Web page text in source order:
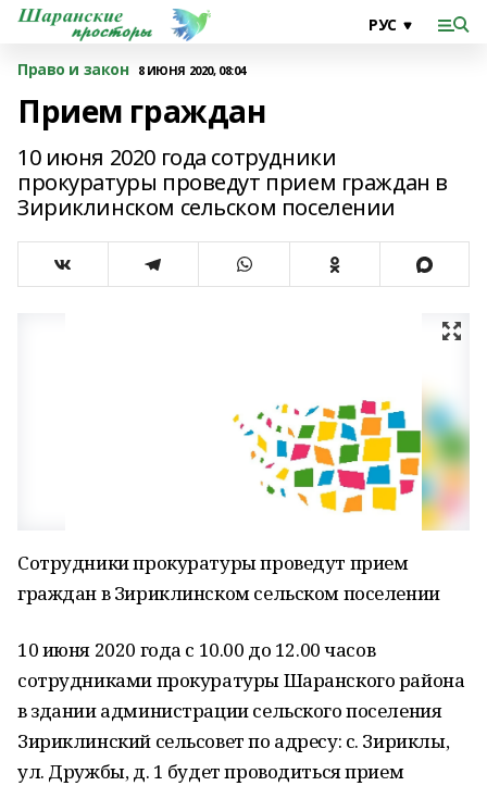
Право и закон 8 ИЮНЯ 2020, 08:04
Прием граждан
10 июня 2020 года сотрудники
прокуратуры проведут прием граждан в
Зириклинском сельском поселении
Сотрудники прокуратуры проведут прием
граждан в Зириклинском сельском поселении
10 июня 2020 года с 10.00 до 12.00 часов
сотрудниками прокуратуры Шаранского района
в здании администрации сельского поселения
Зириклинский сельсовет по адресу: с. Зириклы,
ул. Дружбы, д. 1 будет проводиться прием